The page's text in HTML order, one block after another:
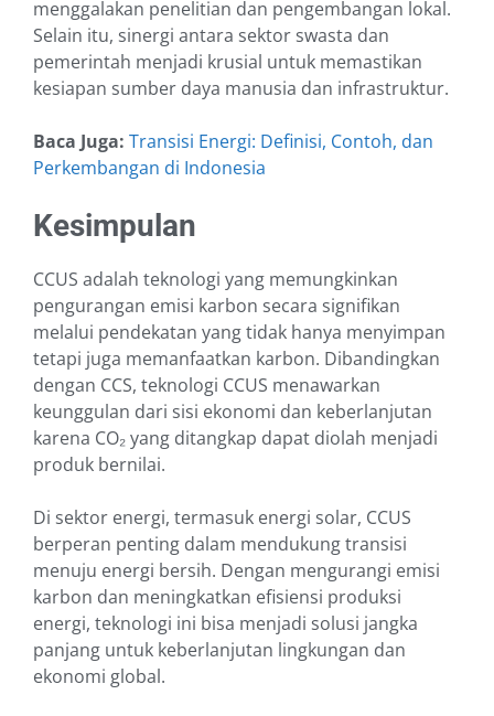
menggalakan penelitian dan pengembangan lokal.
Selain itu, sinergi antara sektor swasta dan
pemerintah menjadi krusial untuk memastikan
kesiapan sumber daya manusia dan infrastruktur.
Baca Juga: Transisi Energi: Definisi, Contoh, dan
Perkembangan di Indonesia
Kesimpulan
CCUS adalah teknologi yang memungkinkan
pengurangan emisi karbon secara signifikan
melalui pendekatan yang tidak hanya menyimpan
tetapi juga memanfaatkan karbon. Dibandingkan
dengan CCS, teknologi CCUS menawarkan
keunggulan dari sisi ekonomi dan keberlanjutan
karena CO₂ yang ditangkap dapat diolah menjadi
produk bernilai.
Di sektor energi, termasuk energi solar, CCUS
berperan penting dalam mendukung transisi
menuju energi bersih. Dengan mengurangi emisi
karbon dan meningkatkan efisiensi produksi
energi, teknologi ini bisa menjadi solusi jangka
panjang untuk keberlanjutan lingkungan dan
ekonomi global.